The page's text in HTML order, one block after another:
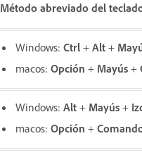
Método abreviado del
Windows: Ctrl + Alt +
macos: Opción + Mayús +
Windows: Alt + Mayús +
macos: Opción + C